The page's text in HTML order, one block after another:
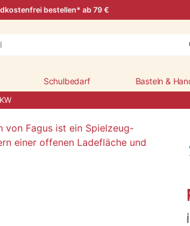
bestellen* ab 79 €
Schulbedarf Basteln &